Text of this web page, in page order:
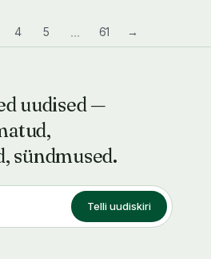
4 5 ... 61 →
uudised —
sündmused.
Telli uudiskiri